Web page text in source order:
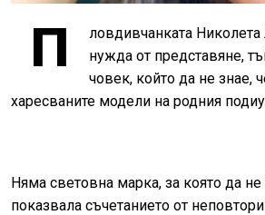
П
ловдивчанката
нужда от представяне,
човек, който да не знае,
харесваните модели на родния
Няма световна марка, за която да
показвала съчетанието от